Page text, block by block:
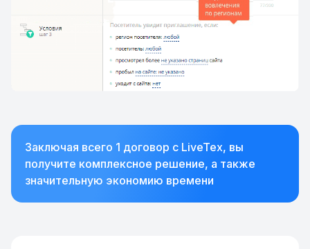
Заключая всего 1 договор с LiveTex, вы
получите комплексное решение, а также
значительную экономию времени